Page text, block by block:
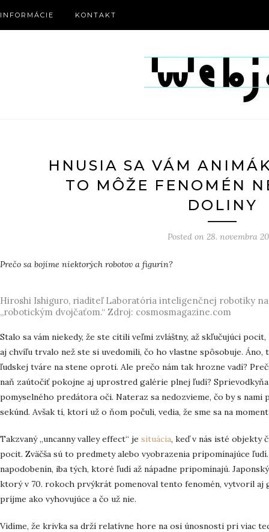
INFORMÁCIE KONTAKT
HNUSIA SA VÁM
TO MÔŽE FENOMÉN
DOLINY
Posted on 28. novembra
Prečo sa bojíme niektorých robotov a figurín?
Hiroshi Ishiguro, riaditeľ Laboratória inteligenčnej robotiky
„robotickým dvojčaťom.“ Zdroj: cosmosmagazine.com
Stalo sa vám niekedy, že ste cítili veľmi zvláštny, až skľučujúci
aj chvíľu trvalo než ste si uvedomili, čo ho vlastne spôsobuje.
ľudskej tváre na stene oproti. Ale prečo nám tak hrozne vadí?
naň zaútočiť pokojne aj uprostred galérie plnej ľudí?
pomyselného predátora oči. Nateraz sa nedozvieme, čo by s
sekúnd. Avšak tí, ktorí už o ňom počuli, vedia, že sme sa na
Takzvaný „uncanny valley effect“ je situácia, keď v nás isté objekty
pocit. Zväčša sú to predmety alebo vyobrazenia pripomínajúce
napodobenín, iba tých, ktoré ľudí až nápadne pripomínajú.
ktorý v 70. rokoch prvýkrát pomenoval tento fenomén, vytvoril aj
príjme ako vyhovujúce a čo už nie.
Vidíme, že krivka sa drží relatívne hore na osi únosnosti pri viac